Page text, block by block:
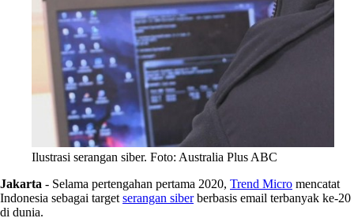
Ilustrasi serangan siber. Foto: Australia Plus ABC
Jakarta - Selama pertengahan pertama 2020, Trend Micro mencatat
Indonesia sebagai target serangan siberberbasis email terbanyak ke-20
di dunia.